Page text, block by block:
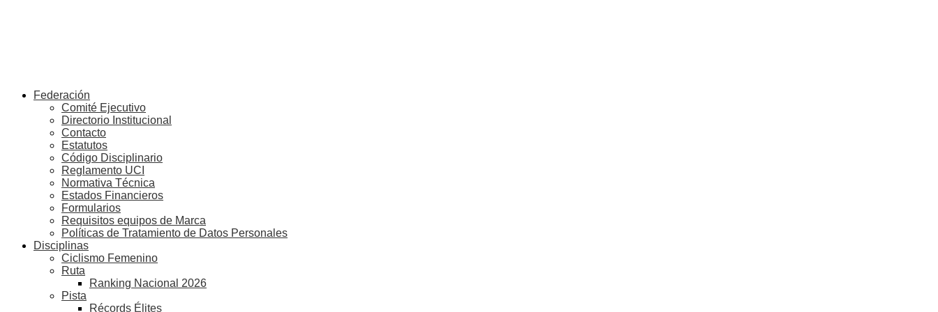
Federación
Comité Ejecutivo
Directorio Institucional
Contacto
Estatutos
Código Disciplinario
Reglamento UCI
Normativa Técnica
Estados Financieros
Formularios
Requisitos equipos de Marca
Políticas de Tratamiento de Datos Personales
Disciplinas
Ciclismo Femenino
Ruta
Ranking Nacional 2026
Pista
Récords Élites